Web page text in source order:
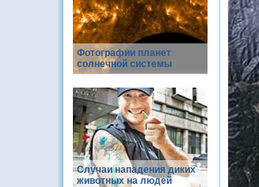
Фотографии планет
солнечной системы
Случаи нападения диких
животных на людей